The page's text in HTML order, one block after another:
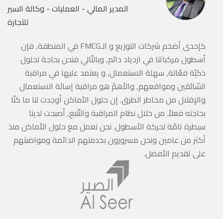
المدير المالي - العمليات - وكالة السير
للتجارة
كإحدى أضخم شركات التوزيع و الـFMCG في المنطقة, فإن
أسطول مركباتنا في ازدياد دائم, وبالتّالي فنحن بحاجة لحلول
ذكيّة فعّالة, سهلة الاستعمال, و يعتمد عليها في مراقبة
السّائقين ومواقعهم, والأهمّ هو مراقبة إسائة الاستعمال
والإقلال من مخاطر الطرق. إن حلول الأماكن أوجدت لنا ما كنّا
بحاجته فعلاً. من خلال نظام المراقبة والتّتبع, أصبحت لدينا
سيطرة تامّة لحركة الأسطول. نحن نعمل مع حلول الأماكن منذ
أكثر من عامين ونحن مسرورون بخدمتهم الدائمة ومواضبتهم
على تقديم الأفضل.